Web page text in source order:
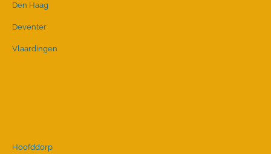
Den Haag
Deventer
Vlaardingen
Hoofddorp